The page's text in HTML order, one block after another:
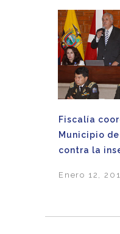
Fiscalía
Municipio
contra la
Enero 12,